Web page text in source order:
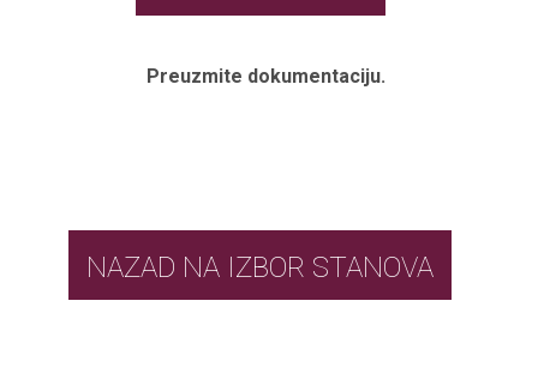
Preuzmite dokumentaciju.
NAZAD NA IZBOR STANOVA